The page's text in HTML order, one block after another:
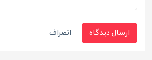
ارسال دیدگاه انصراف